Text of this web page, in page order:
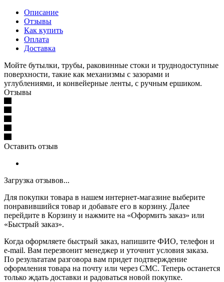
Описание
Отзывы
Как купить
Оплата
Доставка
Мойте бутылки, трубы, раковинные стоки и труднодоступные
поверхности, такие как механизмы с зазорами и
углублениями, и конвейерные ленты, с ручным ершиком.
Отзывы
Оставить отзыв
Загрузка отзывов...
Для покупки товара в нашем интернет-магазине выберите
понравившийся товар и добавьте его в корзину. Далее
перейдите в Корзину и нажмите на «Оформить заказ» или
«Быстрый заказ».
Когда оформляете быстрый заказ, напишите ФИО, телефон и
e-mail. Вам перезвонит менеджер и уточнит условия заказа.
По результатам разговора вам придет подтверждение
оформления товара на почту или через СМС. Теперь останется
только ждать доставки и радоваться новой покупке.